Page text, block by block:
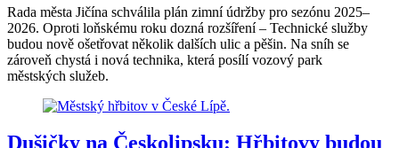
Rada města Jičína schválila plán zimní údržby pro sezónu 2025–
2026. Oproti loňskému roku dozná rozšíření – Technické služby
budou nově ošetřovat několik dalších ulic a pěšin. Na sníh se
zároveň chystá i nová technika, která posílí vozový park
městských služeb.
Dušičky na Českolipsku: Hřbitovy budou